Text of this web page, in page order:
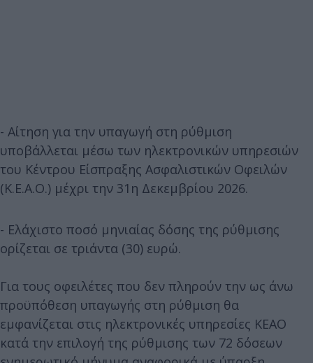
- Αίτηση για την υπαγωγή στη ρύθμιση
υποβάλλεται μέσω των ηλεκτρονικών υπηρεσιών
του Κέντρου Είσπραξης Ασφαλιστικών Οφειλών
(Κ.Ε.Α.Ο.) μέχρι την 31η Δεκεμβρίου 2026.
- Ελάχιστο ποσό μηνιαίας δόσης της ρύθμισης
ορίζεται σε τριάντα (30) ευρώ.
Για τους οφειλέτες που δεν πληρούν την ως άνω
προϋπόθεση υπαγωγής στη ρύθμιση θα
εμφανίζεται στις ηλεκτρονικές υπηρεσίες ΚΕΑΟ
κατά την επιλογή της ρύθμισης των 72 δόσεων